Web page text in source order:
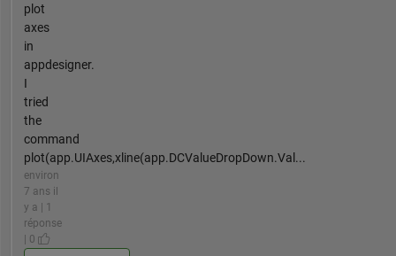
plot
axes
in
appdesigner.
I
tried
the
command
plot(app.UIAxes,xline(app.DCValueDropDown.Val...
environ
7 ans il
y a | 1
réponse
| 0